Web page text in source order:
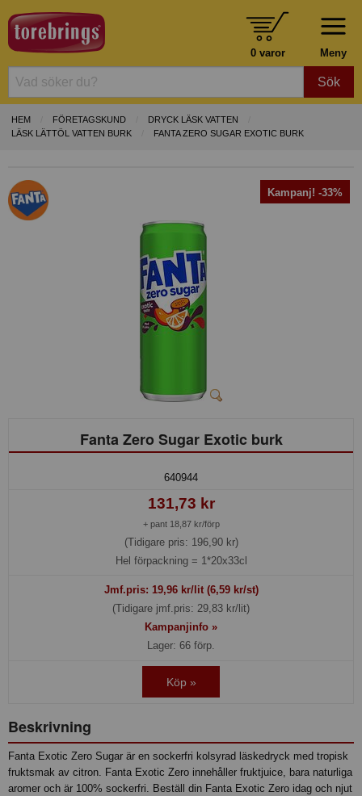
Meny
0 varor
Sök
HEM FÖRETAGSKUND
DRYCK LÄSK VATTEN
LÄSK LÄTTÖL VATTEN BURK
FANTA ZERO SUGAR EXOTIC BURK
Kampanj! -33%
Fanta Zero Sugar Exotic burk
640944
131,73 kr
+ pant 18,87 kr/förp
(Tidigare pris: 196,90 kr)
Hel förpackning = 1*20x33cl
Jmf.pris: 19,96kr/lit (6,59 kr/st)
(Tidigare jmf.pris: 29,83 kr/lit)
Kampanjinfo »
Lager: 66 förp.
Köp »
Beskrivning
Fanta Exotic Zero Sugar är en sockerfri kolsyrad läskedryck med tropisk
fruktsmak av citron. Fanta Exotic Zero innehåller fruktjuice, bara naturliga
aromer och är 100% sockerfri. Beställ din Fanta Exotic Zero idag och njut